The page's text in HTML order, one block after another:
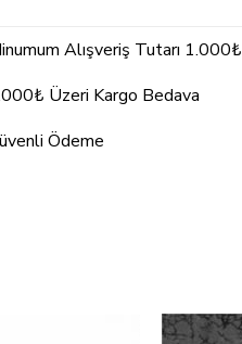
Alışveriş Tutarı 1.000₺
Üzeri Kargo Bedava
Ödeme